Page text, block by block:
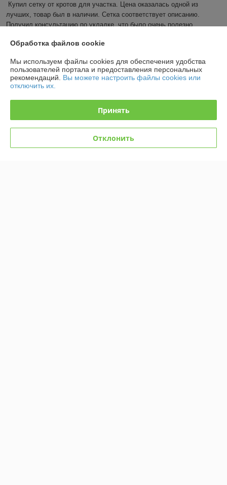
Купил сетку от кротов для участка. Цена оказалась одной из
лучших, товар был в наличии. Сетка соответствует описанию.
Получил консультацию по укладке, что было очень полезно.
Максим
Все есть в наличии на складе, без ожидания. Приехал и сразу
Обработка файлов cookie
Мы используем файлы cookies для обеспечения удобства
пользователей портала и предоставления персональных
рекомендаций. Вы можете настроить файлы cookies или
отключить их.
Принять
Отклонить